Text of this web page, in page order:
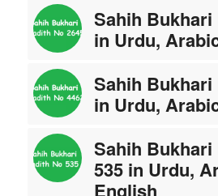
Sahih Bukhari
in Urdu,
Sahih Bukhari
in Urdu,
Sahih Bukhari
535 in Urdu,
English